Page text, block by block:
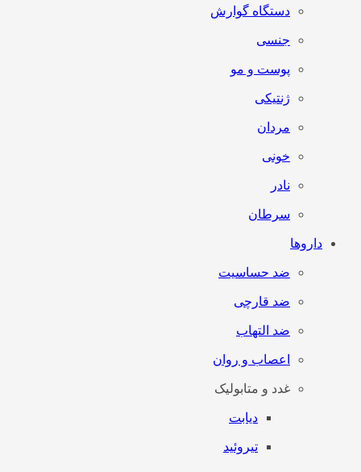
دستگاه گوارش
جنسی
پوست و مو
ژنتیکی
مردان
خونی
نادر
سرطان
داروها
ضد حساسیت
ضد قارچی
ضد التهاب
اعصاب و روان
غدد و متابولیک
دیابت
تیروئید